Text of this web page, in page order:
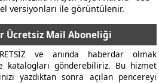
versiyonları ile görüntülenir.
Ücretsiz Mail Aboneliği
ve anında haberdar olmak
katalogları gönderebiliriz. Bu hizmet
yazdıktan sonra açılan pencereyi